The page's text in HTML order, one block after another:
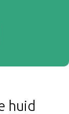
huid